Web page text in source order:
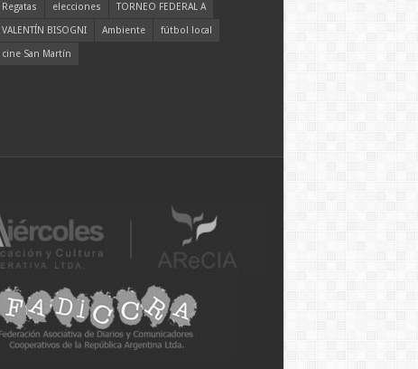
Regatas
elecciones
TORNEO FEDERAL A
VALENTÍN BISOGNI
Ambiente
fútbol local
cine San Martín